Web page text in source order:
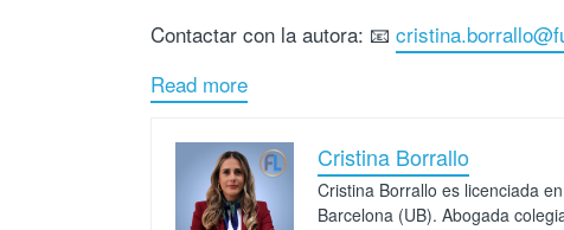
Contactar con la autora: 📧
Read more
Cristina Borrallo
Cristina Borrallo es licenciada
Barcelona (UB). Abogada